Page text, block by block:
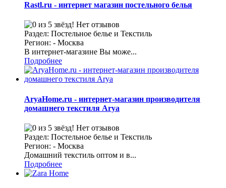
Rastl.ru - интернет магазин постельного белья
Нет отзывов
Раздел: Постельное белье и Текстиль
Регион: - Москва
В интернет-магазине Вы може...
Подробнее
AryaHome.ru - интернет-магазин производителя
домашнего текстиля Arya
Нет отзывов
Раздел: Постельное белье и Текстиль
Регион: - Москва
Домашний текстиль оптом и в...
Подробнее